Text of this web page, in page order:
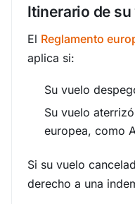
Itinerario de
El Reglamento
aplica si:
Su vuelo
Su vuelo
europea, como
Si su vuelo
derecho a una